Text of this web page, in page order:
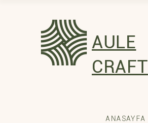
AULE
CRAFT
ANASAYFA